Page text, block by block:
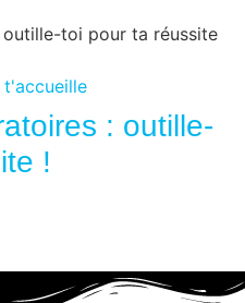
t'accueille
: outille-
!